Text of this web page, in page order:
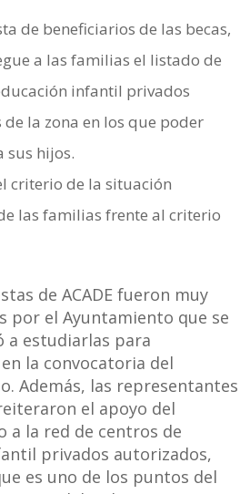
de beneficiarios de las becas,
a las familias el listado de
infantil privados
la zona en los que poder
sus hijos.
criterio de la situación
las familias frente al criterio
de ACADE fueron muy
por el Ayuntamiento que se
a estudiarlas para
la convocatoria del
Además, las representantes
el apoyo del
a la red de centros de
privados autorizados,
es uno de los puntos del